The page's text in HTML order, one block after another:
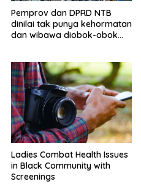
Pemprov dan DPRD NTB
dinilai tak punya kehormatan
dan wibawa diobok-obok
Ladies Combat Health Issues
in Black Community with
Screenings